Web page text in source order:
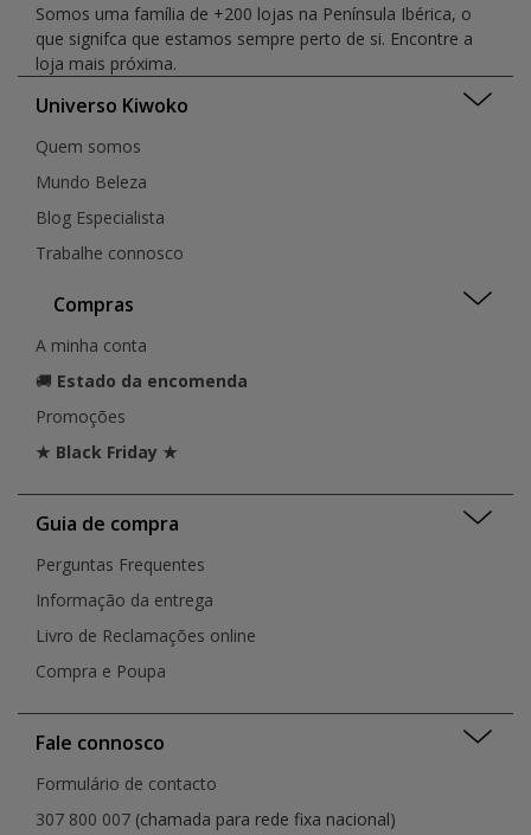
Somos uma família de +200 lojas na Península Ibérica, o
que signifca que estamos sempre perto de si. Encontre a
loja mais próxima.
Universo Kiwoko
Quem somos
Mundo Beleza
Blog Especialista
Trabalhe connosco
Compras
A minha conta
🚚 Estado da encomenda
Promoções
★ Black Friday ★
Guia de compra
Perguntas Frequentes
Informação da entrega
Livro de Reclamações online
Compra e Poupa
Fale connosco
Formulário de contacto
307 800 007 (chamada para rede fixa nacional)